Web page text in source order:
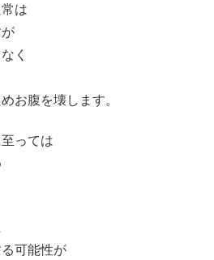
は
く
お腹を壊します。
っては
可能性が